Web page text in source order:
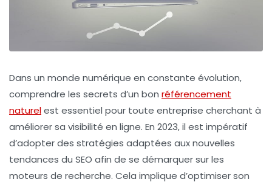
Dans un monde numérique en constante évolution,
comprendre les secrets d’un bon référencement
naturelest essentiel pour toute entreprise cherchant à
améliorer sa visibilité en ligne. En 2023, il est impératif
d’adopter des stratégies adaptées aux nouvelles
tendances du SEO afin de se démarquer sur les
moteurs de recherche. Cela implique d’optimiser son